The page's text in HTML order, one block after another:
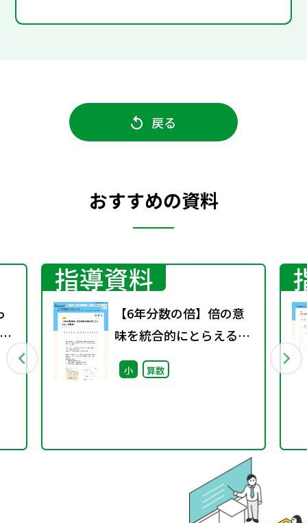
戻る
おすすめの資料
指導資料
【6年分数の倍】倍の意
味を統合的にとらえる～
分数倍～
小 算数